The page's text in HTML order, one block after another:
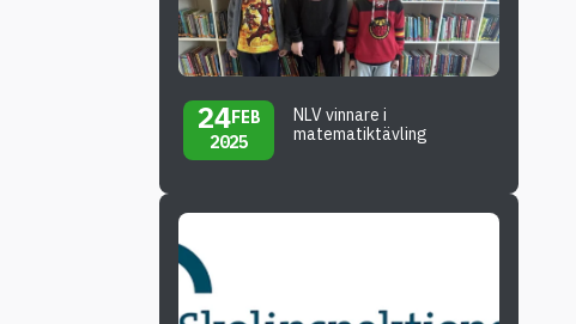
24FEB
2025
NLV vinnare i
matematiktävling